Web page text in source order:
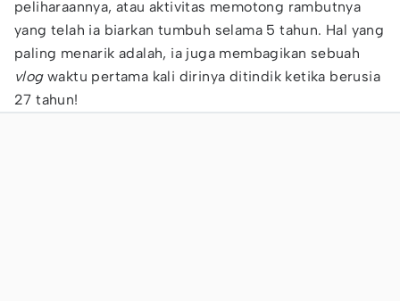
peliharaannya, atau aktivitas memotong rambutnya
yang telah ia biarkan tumbuh selama 5 tahun. Hal yang
paling menarik adalah, ia juga membagikan sebuah
vlogwaktu pertama kali dirinya ditindik ketika berusia
27 tahun!